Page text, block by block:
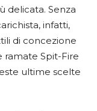
delicata. Senza
infatti,
di concezione
ramate Spit-Fire
ultime scelte